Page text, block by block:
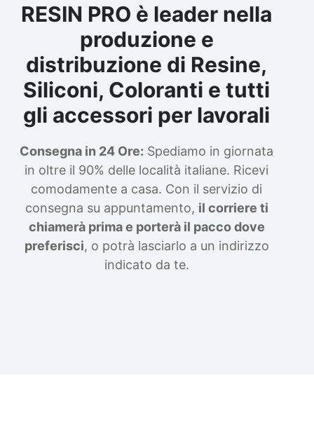
RESIN PRO è leader nella
produzione e
distribuzione di Resine,
Siliconi, Coloranti e tutti
gli accessori per lavorali
Consegna in 24 Ore: Spediamo in giornata
in oltre il 90% delle località italiane. Ricevi
comodamente a casa. Con il servizio di
consegna su appuntamento, il corriere ti
chiamerà prima e porterà il pacco dove
preferisci, o potrà lasciarlo a un indirizzo
indicato da te.